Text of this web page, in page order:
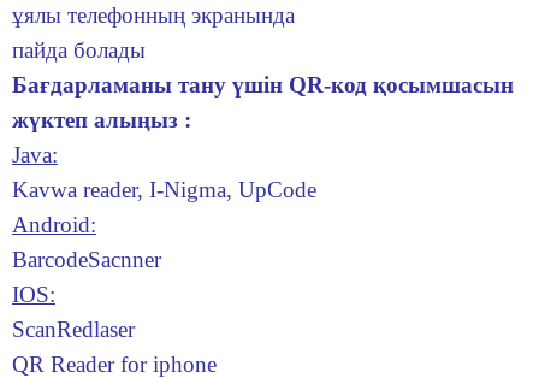
ұялы телефонның экранында
пайда болады
Бағдарламаны тану үшін QR-код қосымшасын
жүктеп алыңыз :
Java:
Kavwa reader, I-Nigma, UpCode
Android:
BarcodeSacnner
IOS:
ScanRedlaser
QR Reader for iphone